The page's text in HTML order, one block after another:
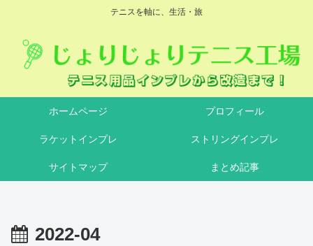
テニスを軸に、生活・旅
ホームページ プロフィール
ラケットインプレ ストリングインプレ
サイトマップ まとめ記事
2022-04